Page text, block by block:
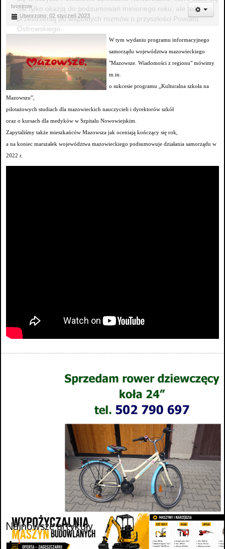
nie tylko okazją do podsumowań minionego roku, ale też
przestrzenią do wspólnych rozmów o przyszłości Powiatu
Ostrowskiego.
tvostrow
Utworzono: 02 styczeń 2023
W tym wydaniu programu informacyjnego
samorządu województwa mazowieckiego
"Mazowsze. Wiadomości z regionu" mówimy
m.in.
o sukcesie programu „Kulturalna szkoła na
Mazowszu”,
pilotażowych studiach dla mazowieckich nauczycieli i dyrektorów szkół
oraz o kursach dla medyków w Szpitalu Nowowiejskim.
Zapytaliśmy także mieszkańców Mazowsza jak oceniają kończący się rok,
a na koniec marszałek województwa mazowieckiego podsumowuje działania samorządu w
2022 r.
Najnowsze artykuły
1